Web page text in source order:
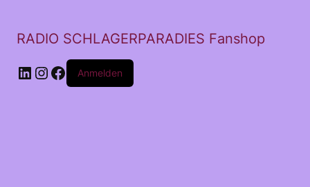
RADIO SCHLAGERPARADIES Fanshop
LinkedIn
Instagram
Facebook
Anmelden